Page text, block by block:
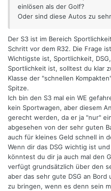
einlösen als der Golf?
Oder sind diese Autos zu
Der S3 ist im Bereich
Schritt vor dem R32. Die Frage
Wichtigste ist, Sportlichkeit,
Sportlichkeit ist, solltest du klar
Klasse der "schnellen
Spitze.
Ich bin den S3 mal ein WE
kein Sportwagen, aber diesem
gerecht werden, da er ja "nur"
abgesehen von der sehr guten
auch für kleines Geld schnell in
Wenn dir das DSG wichtig ist
könntest du dir ja auch mal den
verfügt grundsätzlich über den
aber das sehr gute DSG an
zu bringen, wenn es denn sein